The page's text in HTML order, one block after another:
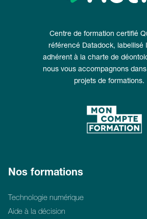
Centre de formation certifié
référencé Datadock, labellisé
adhérent à la charte de
nous vous accompagnons
projets de formations.
Nos formations
Technologie numérique
Aide à la décision